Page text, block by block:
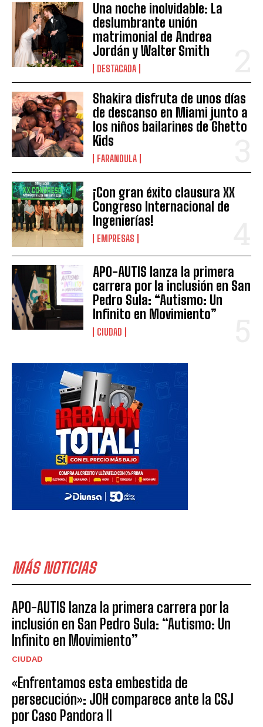
Una noche inolvidable: La
deslumbrante unión
matrimonial de Andrea
Jordán y Walter Smith
DESTACADA
Shakira disfruta de unos días
de descanso en Miami junto a
los niños bailarines de Ghetto
Kids
FARANDULA
¡Con gran éxito clausura XX
Congreso Internacional de
Ingenierías!
EMPRESAS
APO-AUTIS lanza la primera
carrera por la inclusión en San
Pedro Sula: “Autismo: Un
Infinito en Movimiento”
CIUDAD
MÁS NOTICIAS
APO-AUTIS lanza la primera carrera por la
inclusión en San Pedro Sula: “Autismo: Un
Infinito en Movimiento”
CIUDAD
«Enfrentamos esta embestida de
persecución»: JOH comparece ante la CSJ
por Caso Pandora II